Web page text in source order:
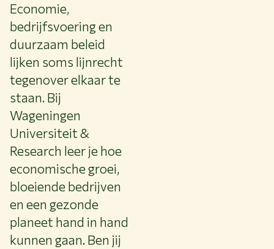
CONTACT
NL
Economie,
bedrijfsvoering en
duurzaam beleid
lijken soms lijnrecht
tegenover elkaar te
staan. Bij
Wageningen
Universiteit &
Research leer je hoe
economische groei,
bloeiende bedrijven
en een gezonde
planeet hand in hand
kunnen gaan. Ben jij